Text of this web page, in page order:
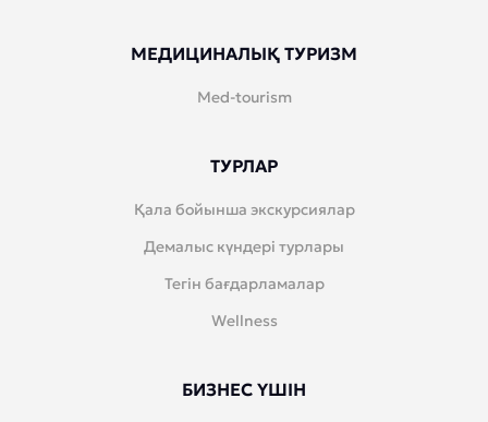
МЕДИЦИНАЛЫҚ ТУРИЗМ
Med-tourism
ТУРЛАР
Қала бойынша экскурсиялар
Демалыс күндері турлары
Тегін бағдарламалар
Wellness
БИЗНЕС ҮШІН